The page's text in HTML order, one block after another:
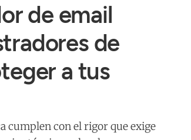
de email
de
a tus
cumplen con el rigor que exige